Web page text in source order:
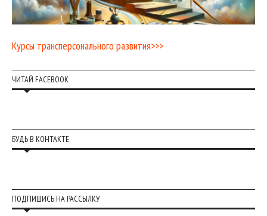
Курсы трансперсонального развития>>>
ЧИТАЙ FACEBOOK
БУДЬ В КОНТАКТЕ
ПОДПИШИСЬ НА РАССЫЛКУ